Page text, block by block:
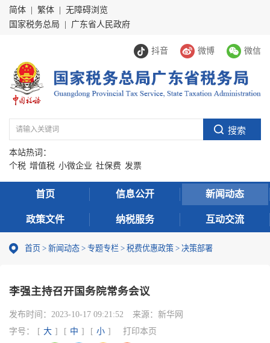
简体 繁体
无障碍浏览
国家税务总局
广东省人民政府
抖音 微博 微信
本站热词：
个税 增值税 小微企业 社保费 发票
首页 信息公开 新闻动态
政策文件 纳税服务 互动交流
首页 > 新闻动态 > 专题专栏 > 税费优惠政策 > 决策部署
李强主持召开国务院常务会议
发布时间： 2023-10-17 09:21:52 来源： 新华网
字号：
[ 大 ] [ 中 ] [ 小 ] 打印本页